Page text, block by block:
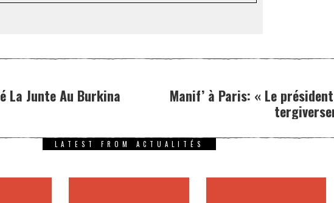
La Junte Au Burkina
Manif’ à Paris: « Le
LATEST FROM ACTUALITÉS